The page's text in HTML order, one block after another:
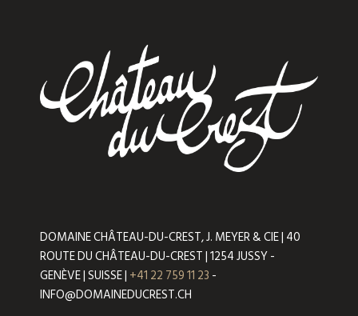
DOMAINE CHÂTEAU-DU-CREST, J. MEYER & CIE | 40
ROUTE DU CHÂTEAU-DU-CREST | 1254 JUSSY -
GENÈVE | SUISSE | +41 22 759 11 23 -
INFO@DOMAINEDUCREST.CH